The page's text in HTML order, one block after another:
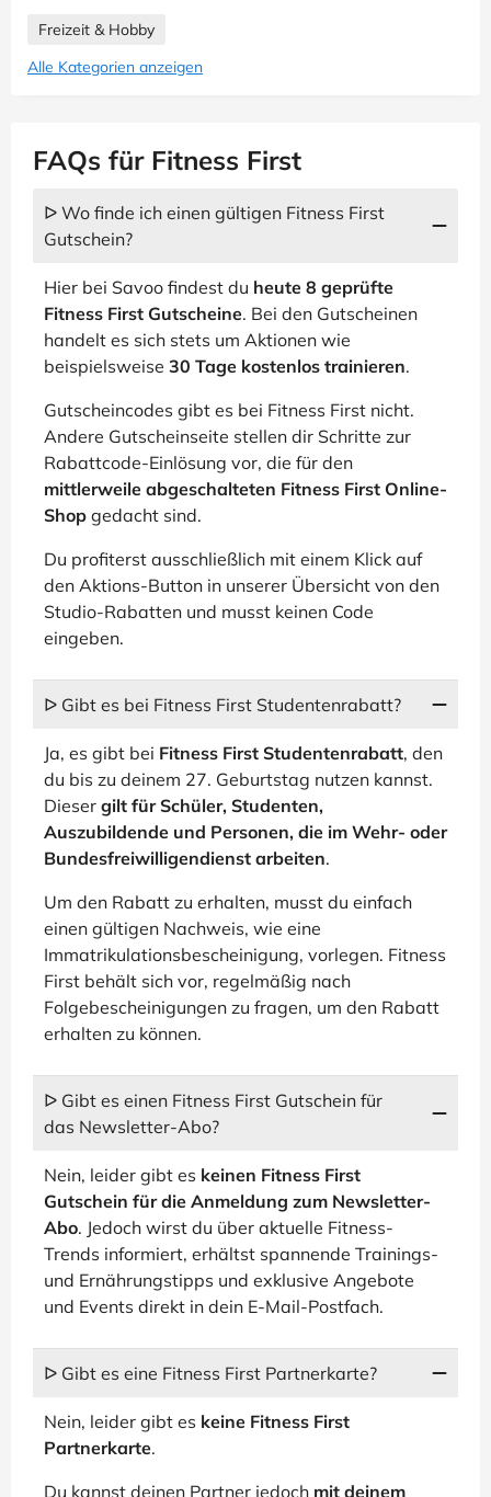
Freizeit & Hobby
Alle Kategorien anzeigen
FAQs für Fitness First
ᐅ Wo finde ich einen gültigen Fitness First
Gutschein?
Hier bei Savoo findest du heute 8 geprüfte
Fitness First Gutscheine. Bei den Gutscheinen
handelt es sich stets um Aktionen wie
beispielsweise 30 Tage kostenlos trainieren.
Gutscheincodes gibt es bei Fitness First nicht.
Andere Gutscheinseite stellen dir Schritte zur
Rabattcode-Einlösung vor, die für den
mittlerweile abgeschalteten Fitness First Online-
Shop gedacht sind.
Du profiterst ausschließlich mit einem Klick auf
den Aktions-Button in unserer Übersicht von den
Studio-Rabatten und musst keinen Code
eingeben.
ᐅ Gibt es bei Fitness First Studentenrabatt?
Ja, es gibt bei Fitness First Studentenrabatt, den
du bis zu deinem 27. Geburtstag nutzen kannst.
Dieser gilt für Schüler, Studenten,
Auszubildende und Personen, die im Wehr- oder
Bundesfreiwilligendienst arbeiten.
Um den Rabatt zu erhalten, musst du einfach
einen gültigen Nachweis, wie eine
Immatrikulationsbescheinigung, vorlegen. Fitness
First behält sich vor, regelmäßig nach
Folgebescheinigungen zu fragen, um den Rabatt
erhalten zu können.
ᐅ Gibt es einen Fitness First Gutschein für
das Newsletter-Abo?
Nein, leider gibt es keinen Fitness First
Gutschein für die Anmeldung zum Newsletter-
Abo. Jedoch wirst du über aktuelle Fitness-
Trends informiert, erhältst spannende Trainings-
und Ernährungstipps und exklusive Angebote
und Events direkt in dein E-Mail-Postfach.
ᐅ Gibt es eine Fitness First Partnerkarte?
Nein, leider gibt es keine Fitness First
Partnerkarte.
Du kannst deinen Partner jedoch mit deinem